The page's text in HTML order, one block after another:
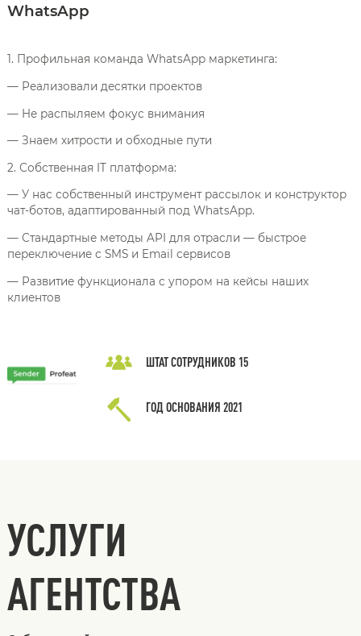
WhatsApp
1. Профильная команда WhatsApp маркетинга:
— Реализовали десятки проектов
— Не распыляем фокус внимания
— Знаем хитрости и обходные пути
2. Собственная IT платформа:
— У нас собственный инструмент рассылок и конструктор
чат-ботов, адаптированный под WhatsApp.
— Стандартные методы API для отрасли — быстрое
переключение с SMS и Email сервисов
— Развитие функционала с упором на кейсы наших
клиентов
ШТАТ СОТРУДНИКОВ 15
ГОД ОСНОВАНИЯ 2021
УСЛУГИ
АГЕНТСТВА